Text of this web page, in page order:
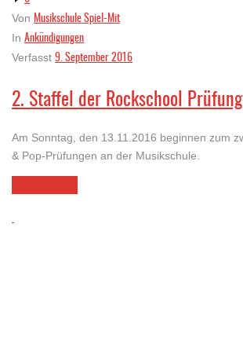
Von Musikschule Spiel-Mit
In Ankündigungen
Verfasst 9. September 2016
2. Staffel der Rockschool Prüfung
Am Sonntag, den 13.11.2016 beginnen zum
& Pop-Prüfungen an der Musikschule.